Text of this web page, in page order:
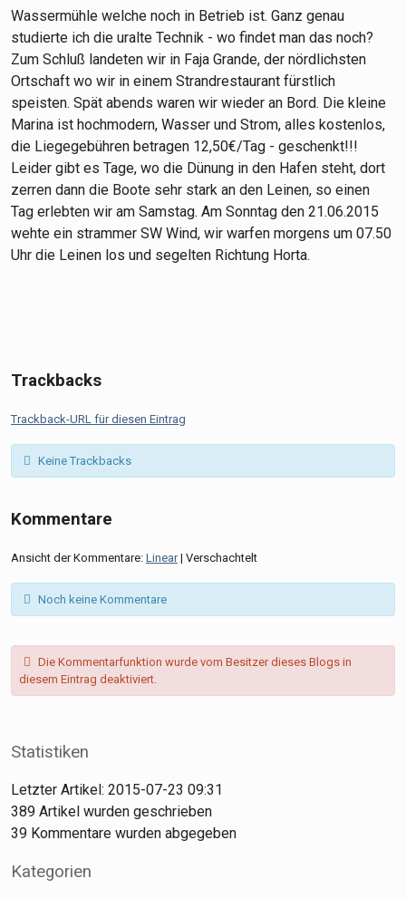
Wassermühle welche noch in Betrieb ist. Ganz genau
studierte ich die uralte Technik - wo findet man das noch?
Zum Schluß landeten wir in Faja Grande, der nördlichsten
Ortschaft wo wir in einem Strandrestaurant fürstlich
speisten. Spät abends waren wir wieder an Bord. Die kleine
Marina ist hochmodern, Wasser und Strom, alles kostenlos,
die Liegegebühren betragen 12,50€/Tag - geschenkt!!!
Leider gibt es Tage, wo die Dünung in den Hafen steht, dort
zerren dann die Boote sehr stark an den Leinen, so einen
Tag erlebten wir am Samstag. Am Sonntag den 21.06.2015
wehte ein strammer SW Wind, wir warfen morgens um 07.50
Uhr die Leinen los und segelten Richtung Horta.
Trackbacks
Trackback-URL für diesen Eintrag
Keine Trackbacks
Kommentare
Ansicht der Kommentare: Linear| Verschachtelt
Noch keine Kommentare
Die Kommentarfunktion wurde vom Besitzer dieses Blogs in
diesem Eintrag deaktiviert.
Statistiken
Letzter Artikel: 2015-07-23 09:31
389 Artikel wurden geschrieben
39 Kommentare wurden abgegeben
Kategorien